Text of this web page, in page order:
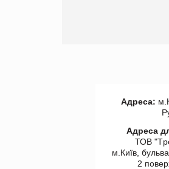
Адреса:
Адреса
ТОВ
м.Київ,
2